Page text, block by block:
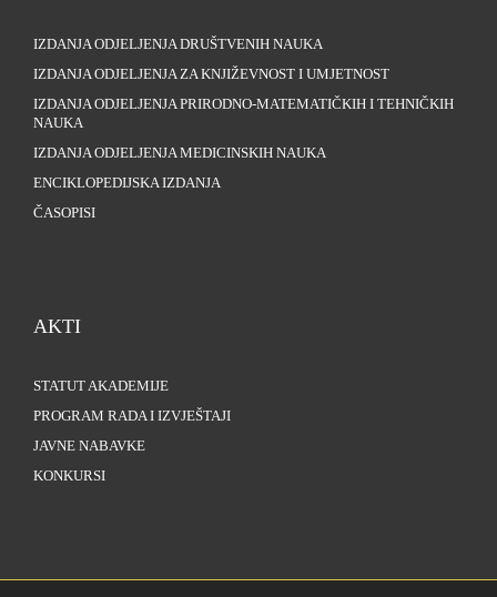
IZDANJA ODJELJENJA DRUŠTVENIH NAUKA
IZDANJA ODJELJENJA ZA KNJIŽEVNOST I UMJETNOST
IZDANJA ODJELJENJA PRIRODNO-MATEMATIČKIH I TEHNIČKIH
NAUKA
IZDANJA ODJELJENJA MEDICINSKIH NAUKA
ENCIKLOPEDIJSKA IZDANJA
ČASOPISI
AKTI
STATUT AKADEMIJE
PROGRAM RADA I IZVJEŠTAJI
JAVNE NABAVKE
KONKURSI